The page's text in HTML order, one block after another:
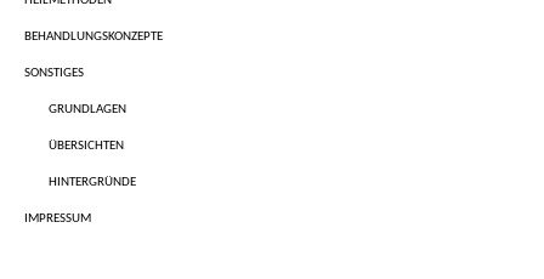
BEHANDLUNGSKONZEPTE
SONSTIGES
GRUNDLAGEN
ÜBERSICHTEN
HINTERGRÜNDE
IMPRESSUM